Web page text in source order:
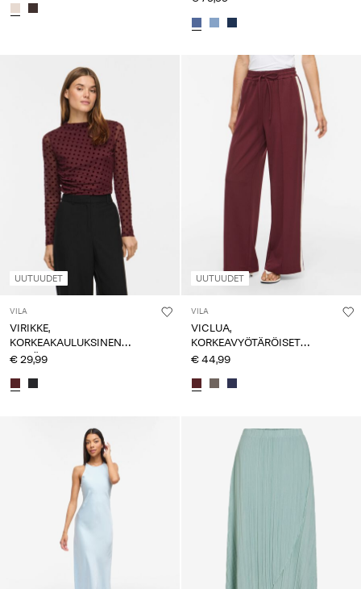
UUTUUDET
VILA
VIRIKKE,
KORKEAKAULUKSINEN
PITKÄHIHAINEN TOPPI
€ 29,99
UUTUUDET
VILA
VICLUA,
KORKEAVYÖTÄRÖISET
HOUSUT
€ 44,99